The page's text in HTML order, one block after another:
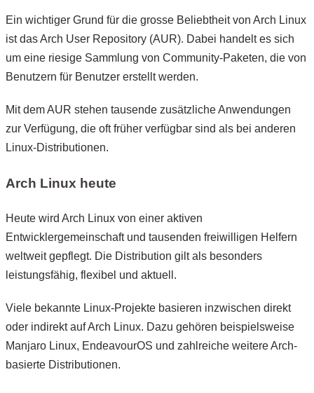
Ein wichtiger Grund für die grosse Beliebtheit von Arch Linux
ist das Arch User Repository (AUR). Dabei handelt es sich
um eine riesige Sammlung von Community-Paketen, die von
Benutzern für Benutzer erstellt werden.
Mit dem AUR stehen tausende zusätzliche Anwendungen
zur Verfügung, die oft früher verfügbar sind als bei anderen
Linux-Distributionen.
Arch Linux heute
Heute wird Arch Linux von einer aktiven
Entwicklergemeinschaft und tausenden freiwilligen Helfern
weltweit gepflegt. Die Distribution gilt als besonders
leistungsfähig, flexibel und aktuell.
Viele bekannte Linux-Projekte basieren inzwischen direkt
oder indirekt auf Arch Linux. Dazu gehören beispielsweise
Manjaro Linux, EndeavourOS und zahlreiche weitere Arch-
basierte Distributionen.